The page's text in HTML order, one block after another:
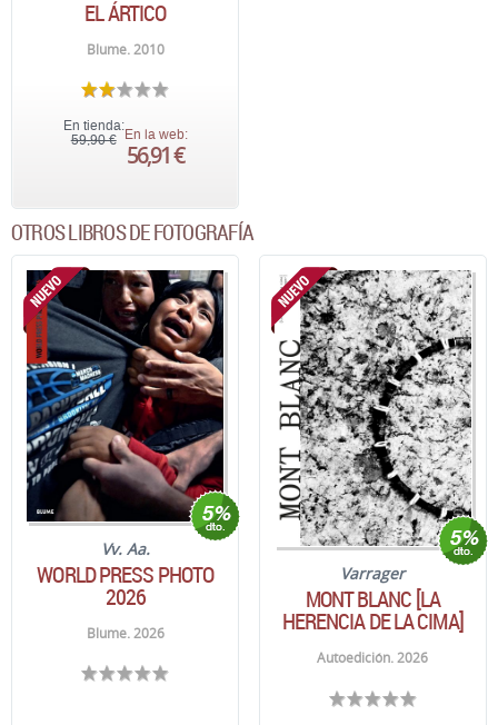
EL ÁRTICO
Blume. 2010
En tienda:
59,90 € En la web:
56,91 €
OTROS LIBROS DE FOTOGRAFÍA
Vv. Aa.
WORLD PRESS PHOTO
2026
Blume. 2026
Varrager
MONT BLANC [LA
HERENCIA DE LA CIMA]
Autoedición. 2026